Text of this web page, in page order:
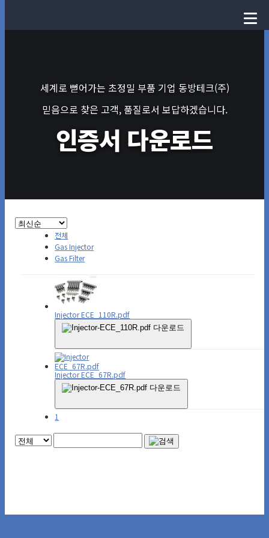
세계로 뻗어가는 초정밀 부품 기업 동방테크(주)
믿음으로 찾은 고객, 품질로서 보답하겠습니다.
인증서 다운로드
전체
Gas Injector
Gas Filter
Injector ECE_110R.pdf
다운로드
Injector ECE_67R.pdf
다운로드
1